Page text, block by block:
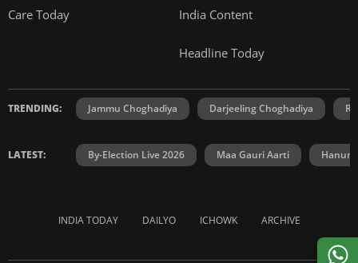
Care Today India Content
Headline Today
TRENDING: Jammu Choghadiya Darjeeling Choghadiya
LATEST: By-Election Live 2026 Maa Gauri Aarti
INDIA TODAY DAILYO ICHOWK ARCHIVE